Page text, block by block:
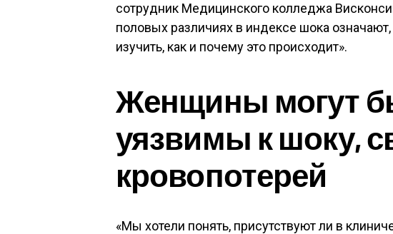
сотрудник Медицинского колледжа
половых различиях в индексе шока
изучить, как и почему это происходит».
Женщины могут
уязвимы к шоку,
кровопотерей
«Мы хотели понять, присутствуют ли в